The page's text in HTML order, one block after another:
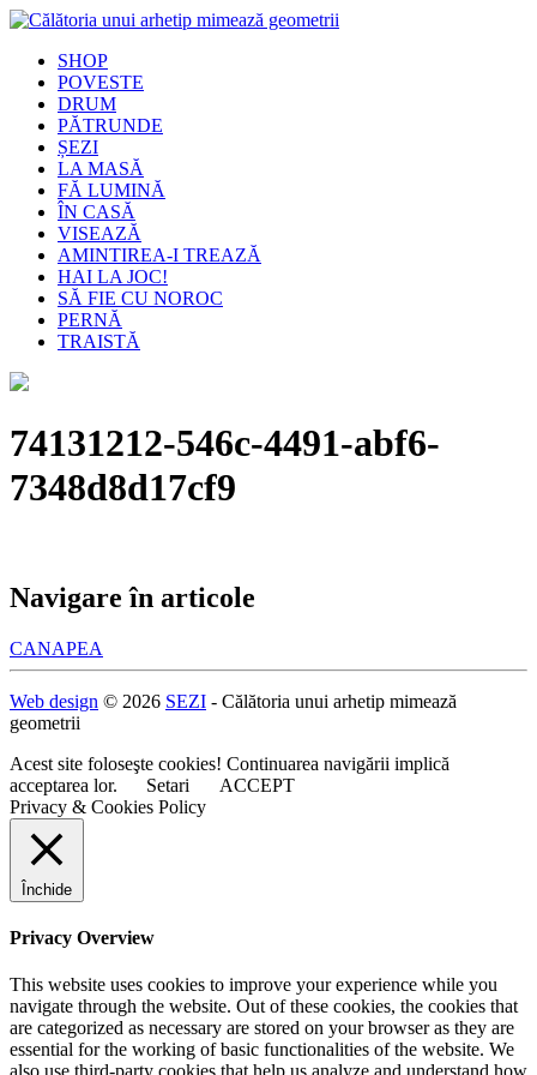
SHOP
POVESTE
DRUM
PĂTRUNDE
ȘEZI
LA MASĂ
FĂ LUMINĂ
ÎN CASĂ
VISEAZĂ
AMINTIREA-I TREAZĂ
HAI LA JOC!
SĂ FIE CU NOROC
PERNĂ
TRAISTĂ
74131212-546c-4491-abf6-
7348d8d17cf9
Navigare în articole
CANAPEA
Web design © 2026 SEZI - Călătoria unui arhetip mimează
geometrii
Acest site foloseşte cookies! Continuarea navigării implică
acceptarea lor.
Setari
ACCEPT
Privacy & Cookies Policy
Închide
Privacy Overview
This website uses cookies to improve your experience while you
navigate through the website. Out of these cookies, the cookies that
are categorized as necessary are stored on your browser as they are
essential for the working of basic functionalities of the website. We